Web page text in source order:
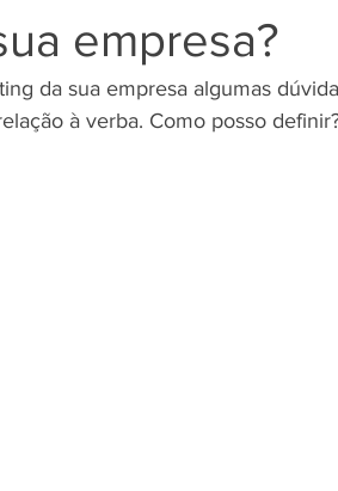
empresa?
da sua empresa algumas
à verba. Como posso